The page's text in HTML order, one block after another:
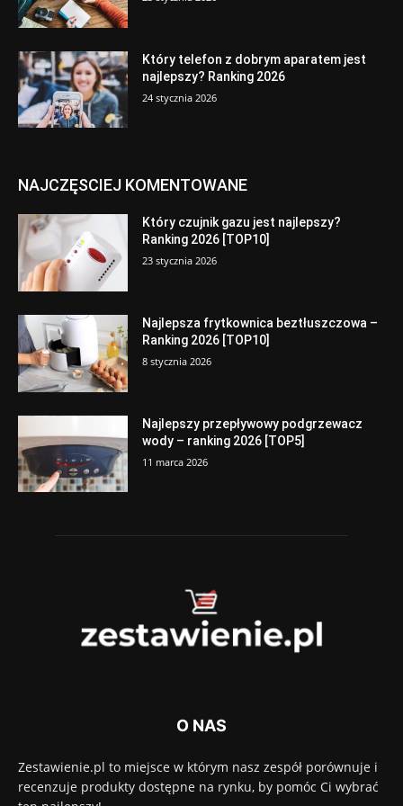
Który telefon z dobrym aparatem jest
najlepszy? Ranking 2026
24 stycznia 2026
NAJCZĘSCIEJ KOMENTOWANE
Który czujnik gazu jest najlepszy?
Ranking 2026 [TOP10]
23 stycznia 2026
Najlepsza frytkownica beztłuszczowa –
Ranking 2026 [TOP10]
8 stycznia 2026
Najlepszy przepływowy podgrzewacz
wody – ranking 2026 [TOP5]
11 marca 2026
O NAS
Zestawienie.pl to miejsce w którym nasz zespół porównuje i
recenzuje produkty dostępne na rynku, by pomóc Ci wybrać